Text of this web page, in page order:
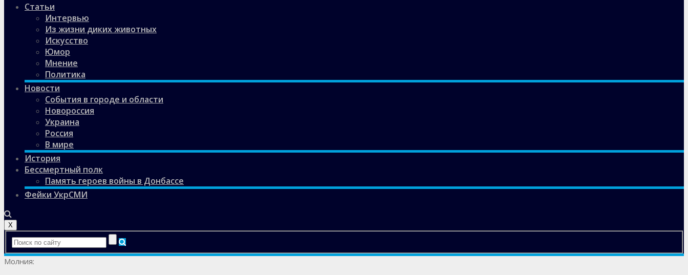
Статьи
Интервью
Из жизни диких животных
Искусство
Юмор
Мнение
Политика
Новости
События в городе и области
Новороссия
Украина
Россия
В мире
История
Бессмертный полк
Память героев войны в Донбассе
Фейки УкрСМИ
X
Молния: